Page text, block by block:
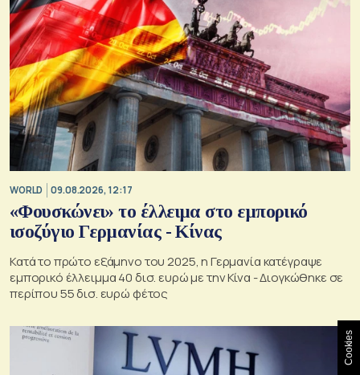
WORLD 09.08.2026, 12:17
«Φουσκώνει» το έλλειμα στο εμπορικό
ισοζύγιο Γερμανίας - Κίνας
Κατά το πρώτο εξάμηνο του 2025, η Γερμανία κατέγραψε
εμπορικό έλλειμμα 40 δισ. ευρώ με την Κίνα - Διογκώθηκε σε
περίπου 55 δισ. ευρώ φέτος
Cookies